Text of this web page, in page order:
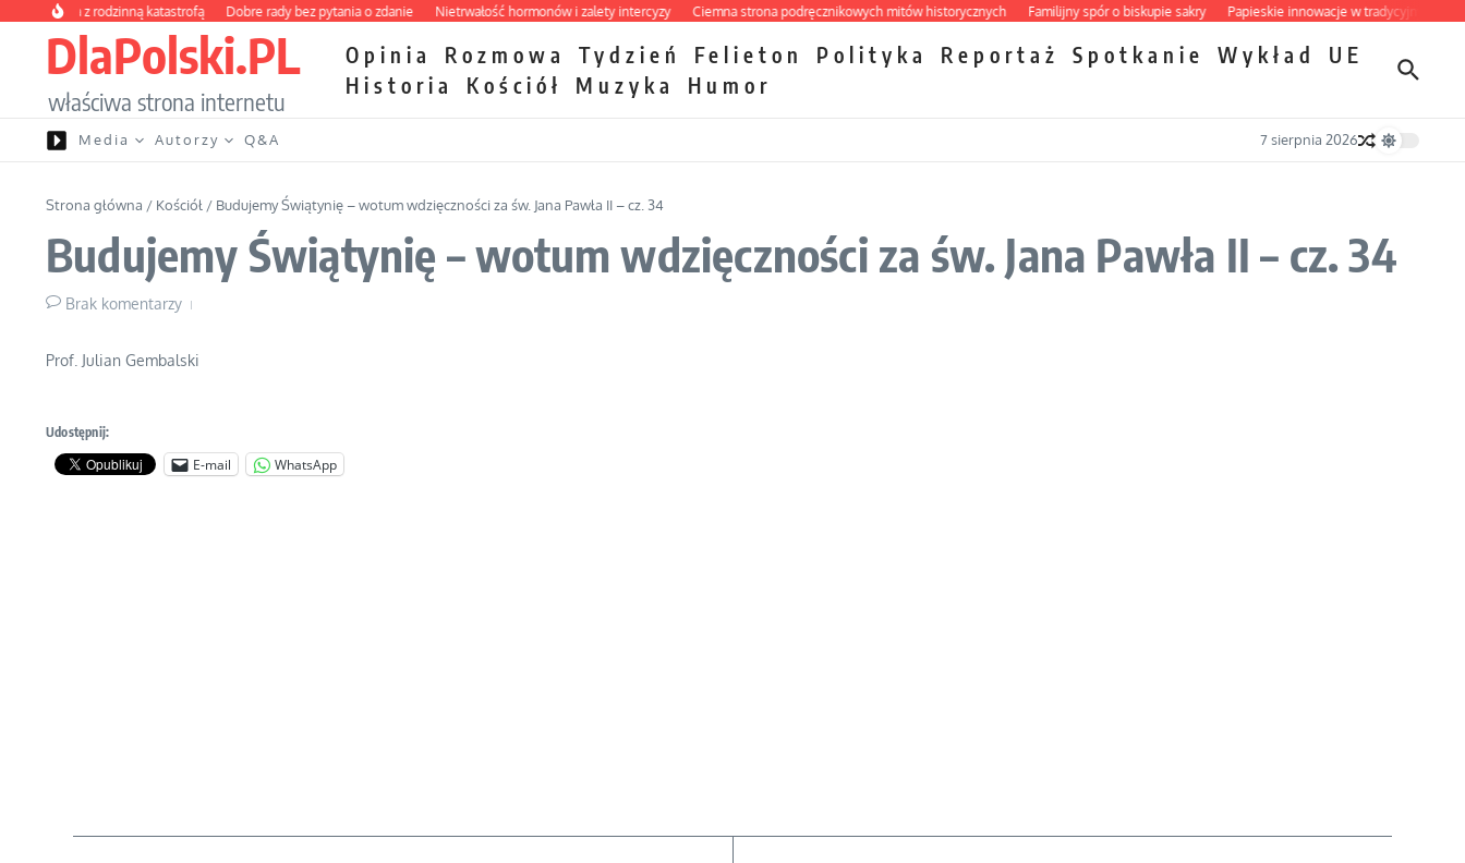
Przejdź do treści
z rodzinną katastrofą Dobre rady bez pytania o zdanie Nietrwałość hormonów i zalety intercyzy Ciemna strona podręcznikowych mitów historycznych Familijny spór o biskupie sakry Papieskie innowacje w tradycyjnym różańcu
DlaPolski.PL
właściwa strona internetu
Opinia Rozmowa Tydzień Felieton Polityka Reportaż Spotkanie Wykład
UE
Historia
Kościół Muzyka Humor
Media Autorzy Q&A 7 sierpnia 2026
Strona główna / Kościół / Budujemy Świątynię – wotum wdzięczności za św. Jana Pawła II – cz. 34
Budujemy Świątynię – wotum wdzięczności za św. Jana Pawła II – cz. 34
Brak komentarzy
Prof. Julian Gembalski
Udostępnij:
E-mail WhatsApp